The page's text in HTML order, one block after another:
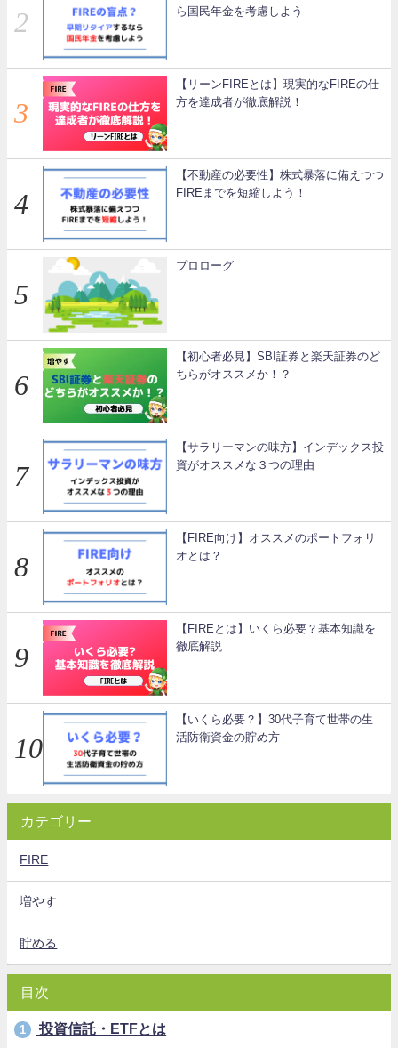
ら国民年金を考慮しよう
【リーンFIREとは】現実的なFIREの仕
方を達成者が徹底解説！
【不動産の必要性】株式暴落に備えつつ
FIREまでを短縮しよう！
プロローグ
【初心者必見】SBI証券と楽天証券のど
ちらがオススメか！？
【サラリーマンの味方】インデックス投
資がオススメな３つの理由
【FIRE向け】オススメのポートフォリ
オとは？
【FIREとは】いくら必要？基本知識を
徹底解説
【いくら必要？】30代子育て世帯の生
活防衛資金の貯め方
カテゴリー
FIRE
増やす
貯める
目次
1 投資信託・ETFとは